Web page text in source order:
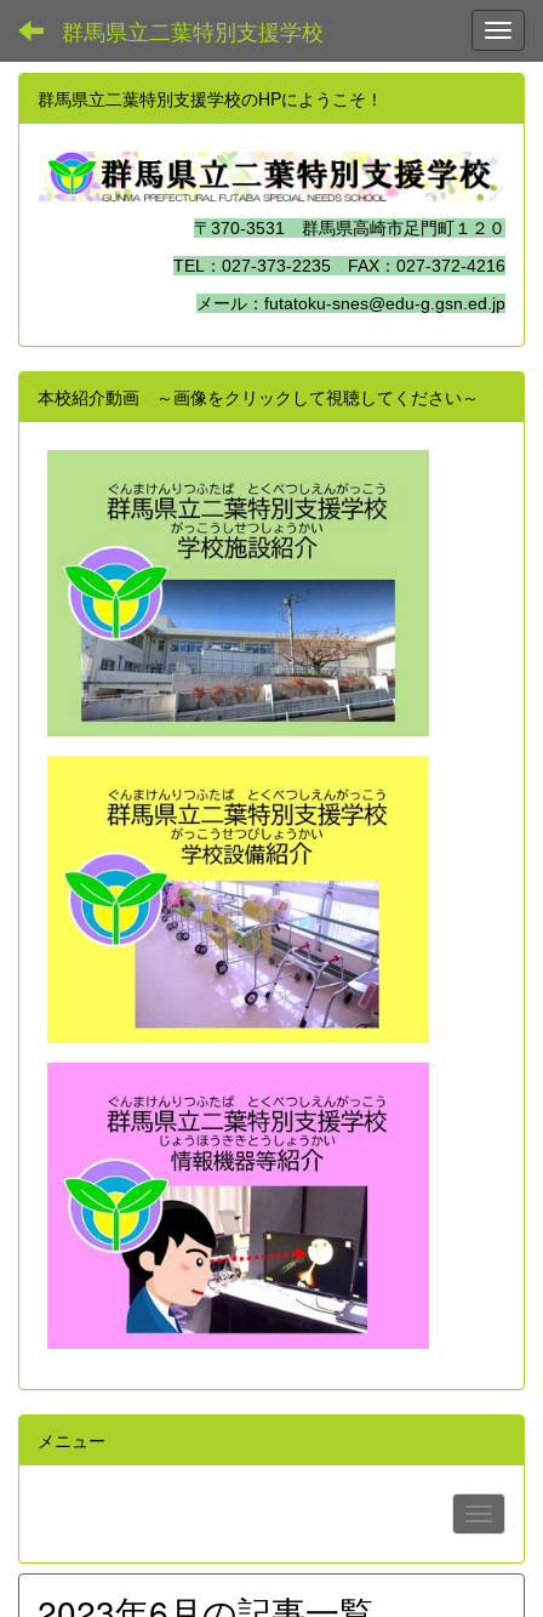
群馬県立二葉特別支援学校
群馬県立二葉特別支援学校のHPにようこそ！
〒370-3531 群馬県高崎市足門町１２０
TEL：027-373-2235 FAX：027-372-4216
メール：futatoku-snes@edu-g.gsn.ed.jp
本校紹介動画 ～画像をクリックして視聴してください～
メニュー